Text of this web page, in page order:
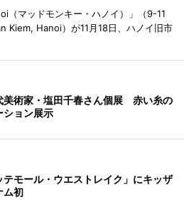
（マッドモンキー・ハノイ）」（9-11
Kiem, Hanoi）が11月18日、ハノイ旧市
美術家・塩田千春さん個展 赤い糸の
ション展示
テモール・ウエストレイク」にキッザ
初